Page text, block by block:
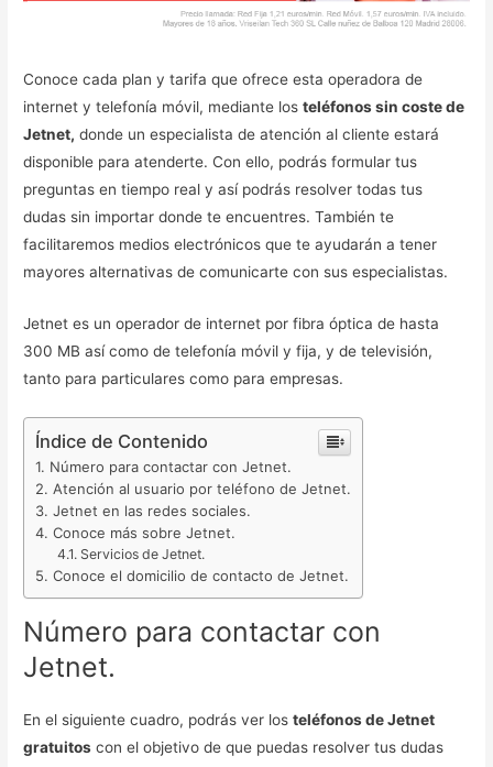
Conoce cada plan y tarifa que ofrece esta operadora de
internet y telefonía móvil, mediante losteléfonos sin coste de
Jetnet, donde un especialista de atención al cliente estará
disponible para atenderte. Con ello, podrás formular tus
preguntas en tiempo real y así podrás resolver todas tus
dudas sin importar donde te encuentres. También te
facilitaremos medios electrónicos que te ayudarán a tener
mayores alternativas de comunicarte con sus especialistas.
Jetnet es un operador de internet por fibra óptica de hasta
300 MB así como de telefonía móvil y fija, y de televisión,
tanto para particulares como para empresas.
Índice de Contenido
Número para contactar con Jetnet.
Atención al usuario por teléfono de Jetnet.
Jetnet en las redes sociales.
Conoce más sobre Jetnet.
Servicios de Jetnet.
Conoce el domicilio de contacto de Jetnet.
Número para contactar con
Jetnet.
En el siguiente cuadro, podrás ver losteléfonos de Jetnet
gratuitos con el objetivo de que puedas resolver tus dudas